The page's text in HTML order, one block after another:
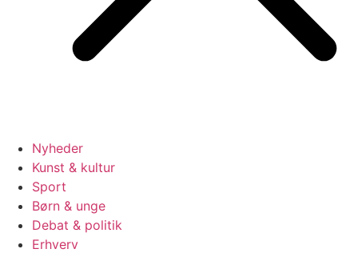
Nyheder
Kunst & kultur
Sport
Børn & unge
Debat & politik
Erhverv